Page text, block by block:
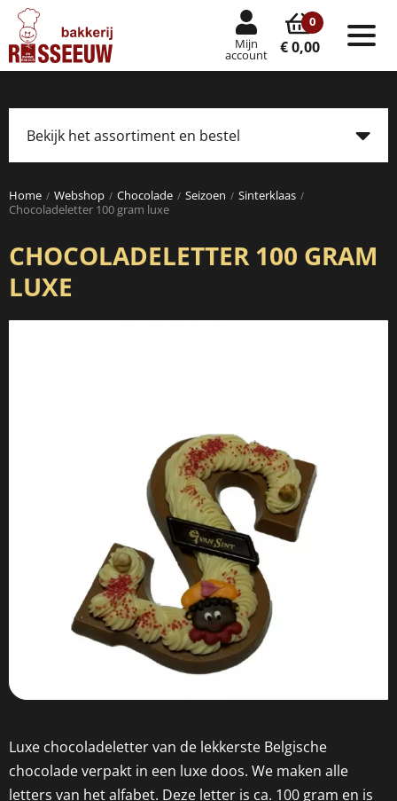
Mijn
account
0
€ 0,00
Bekijk het assortiment en bestel
Home Webshop Chocolade Seizoen
Sinterklaas
Chocoladeletter 100 gram luxe
CHOCOLADELETTER 100 GRAM
LUXE
Luxe chocoladeletter van de lekkerste Belgische
chocolade verpakt in een luxe doos. We maken alle
letters van het alfabet. Deze letter is ca. 100 gram en is